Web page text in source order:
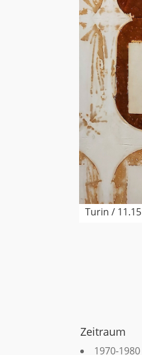
Turin / 11.15
Zeitraum
1970-1980